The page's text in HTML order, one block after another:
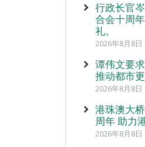
行政长官
合会十周
礼。
2026年8月8日
谭伟文要
推动都市
2026年8月8日
港珠澳大
周年 助力
2026年8月8日